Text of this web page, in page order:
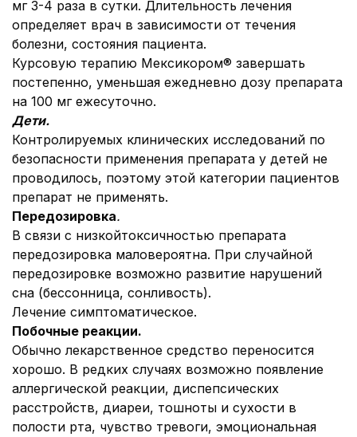
мг 3-4 раза в сутки. Длительность лечения
определяет врач в зависимости от течения
болезни, состояния пациента.
Курсовую терапию Мексикором® завершать
постепенно, уменьшая ежедневно дозу препарата
на 100 мг ежесуточно.
Дети.
Контролируемых клинических исследований по
безопасности применения препарата у детей не
проводилось, поэтому этой категории пациентов
препарат не применять.
Передозировка.
В связи с низкойтоксичностью препарата
передозировка маловероятна. При случайной
передозировке возможно развитие нарушений
сна (бессонница, сонливость).
Лечение симптоматическое.
Побочные реакции.
Обычно лекарственное средство переносится
хорошо. В редких случаях возможно появление
аллергической реакции, диспепсических
расстройств, диареи, тошноты и сухости в
полости рта, чувство тревоги, эмоциональная